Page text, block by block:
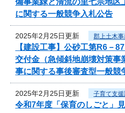
に関する一般競争入札公告
2025年2月25日更新 郡上土木
【建設工事】公砂工第R6－
交付金（急傾斜地崩壊対策事
事に関する事後審査型一般競
2025年2月25日更新 子育て支
令和7年度「保育のしごと」